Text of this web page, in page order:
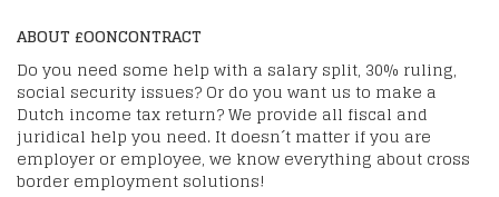
ABOUT £OONCONTRACT
Do you need some help with a salary split, 30% ruling,
social security issues? Or do you want us to make a
Dutch income tax return? We provide all fiscal and
juridical help you need. It doesn´t matter if you are
employer or employee, we know everything about cross
border employment solutions!